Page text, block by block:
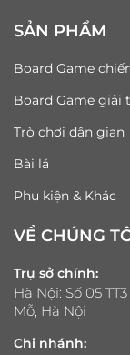
SẢN PHẨM
Board Game
Board Game giải
Trò chơi dân gian
Bài lá
Phụ kiện & Khác
VỀ CHÚNG
Trụ sở chính:
Hà Nội: Số 05
Mỗ, Hà Nội
Chi nhánh: